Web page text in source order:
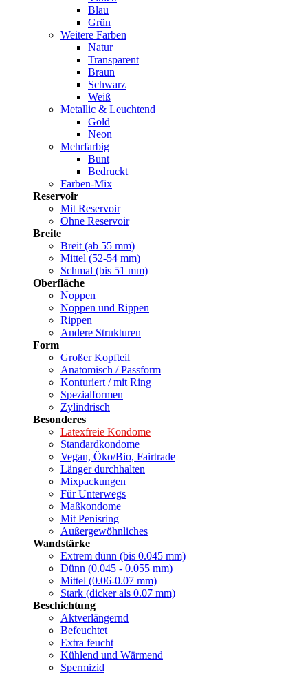
Blau
Grün
Weitere Farben
Natur
Transparent
Braun
Schwarz
Weiß
Metallic & Leuchtend
Gold
Neon
Mehrfarbig
Bunt
Bedruckt
Farben-Mix
Reservoir
Mit Reservoir
Ohne Reservoir
Breite
Breit (ab 55 mm)
Mittel (52-54 mm)
Schmal (bis 51 mm)
Oberfläche
Noppen
Noppen und Rippen
Rippen
Andere Strukturen
Form
Großer Kopfteil
Anatomisch / Passform
Konturiert / mit Ring
Spezialformen
Zylindrisch
Besonderes
Latexfreie Kondome
Standardkondome
Vegan, Öko/Bio, Fairtrade
Länger durchhalten
Mixpackungen
Für Unterwegs
Maßkondome
Mit Penisring
Außergewöhnliches
Wandstärke
Extrem dünn (bis 0.045 mm)
Dünn (0.045 - 0.055 mm)
Mittel (0.06-0.07 mm)
Stark (dicker als 0.07 mm)
Beschichtung
Aktverlängernd
Befeuchtet
Extra feucht
Kühlend und Wärmend
Spermizid